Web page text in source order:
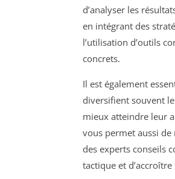
d’analyser les
en intégrant des
l’utilisation d’outils
concrets.
Il est également
diversifient souvent
mieux atteindre leur
vous permet aussi
des experts conseils
tactique et